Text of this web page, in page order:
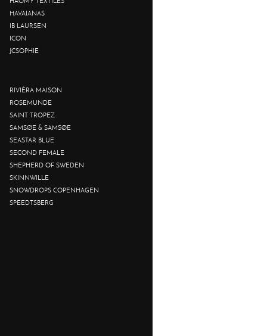
HAVAIANAS
IB LAURSEN
ICON
JCSOPHIE
RIVIÈRA MAISON
ROSEMUNDE
SAINT TROPEZ
SAMSØE & SAMSØE
SEASTAR BLUE
SECOND FEMALE
SHEPHERD OF SWEDEN
SKINNWILLE
SNOWDROPS COPENHAGEN
SPEEDTSBERG